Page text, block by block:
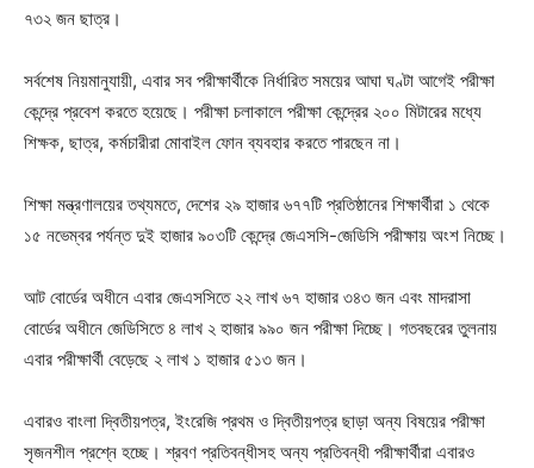
৭৩২ জন ছাত্র।
সর্বশেষ নিয়মানুযায়ী, এবার সব পরীক্ষার্থীকে নির্ধারিত সময়ের আঘা ঘণ্টা আগেই পরীক্ষা
কেন্দ্রে প্রবেশ করতে হয়েছে। পরীক্ষা চলাকালে পরীক্ষা কেন্দ্রের ২০০ মিটারের মধ্যে
শিক্ষক, ছাত্র, কর্মচারীরা মোবাইল ফোন ব্যবহার করতে পারছেন না।
শিক্ষা মন্ত্রণালয়ের তথ্যমতে, দেশের ২৯ হাজার ৬৭৭টি প্রতিষ্ঠানের শিক্ষার্থীরা ১ থেকে
১৫ নভেম্বর পর্যন্ত দুই হাজার ৯০৩টি কেন্দ্রে জেএসসি-জেডিসি পরীক্ষায় অংশ নিচ্ছে।
আট বোর্ডের অধীনে এবার জেএসসিতে ২২ লাখ ৬৭ হাজার ৩৪৩ জন এবং মাদরাসা
বোর্ডের অধীনে জেডিসিতে ৪ লাখ ২ হাজার ৯৯০ জন পরীক্ষা দিচ্ছে। গতবছরের তুলনায়
এবার পরীক্ষার্থী বেড়েছে ২ লাখ ১ হাজার ৫১৩ জন।
এবারও বাংলা দ্বিতীয়পত্র, ইংরেজি প্রথম ও দ্বিতীয়পত্র ছাড়া অন্য বিষয়ের পরীক্ষা
সৃজনশীল প্রশ্নে হচ্ছে। শ্রবণ প্রতিবন্ধীসহ অন্য প্রতিবন্ধী পরীক্ষার্থীরা এবারও